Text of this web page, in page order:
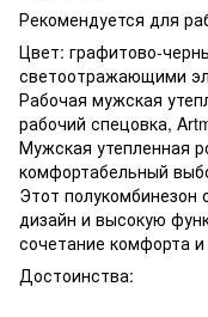
Рекомендуется для
Цвет: графитово-
светоотражающими
Рабочая мужская
рабочий спецовка,
Мужская утепленная
комфортабельный
Этот полукомбинезон
дизайн и высокую
сочетание комфорта
Достоинства: